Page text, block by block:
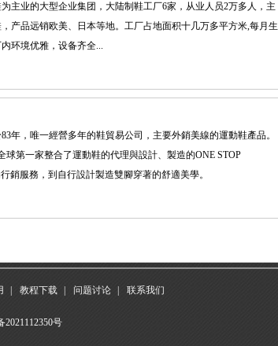
主业的大型企业集团，大陆制鞋工厂6家，从业人员2万多人，主
产品远销欧美、日本等地。工厂占地面积十几万多平方米,每月生
环境优雅，设备齐全...
年，唯一經營多年的鞋貿易公司，主要外銷美線的運動鞋產品。
球第一家整合了運動鞋的代理與設計、製造的ONE STOP
銷服務，到自行設計製造雙腳穿著的舒適美學。
教程下载 问题讨论 联系我们
2021112350号